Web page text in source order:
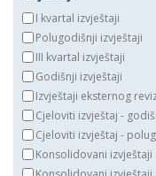
I kvartal izvještaji
Polugodišnji izvještaji
III kvartal izvještaji
Godišnji izvještaji
Izvještaji eksternog
Cjeloviti izvještaj -
Cjeloviti izvještaj -
Konsolidovani izvještaji